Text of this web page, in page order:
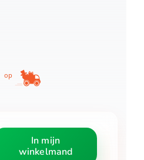
op
In mijn
winkelmand